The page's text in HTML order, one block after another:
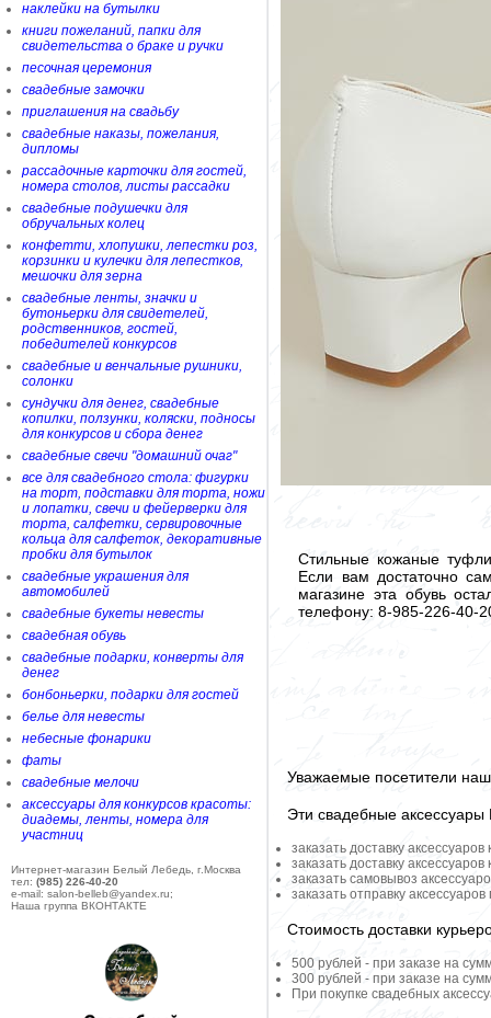
наклейки на бутылки
книги пожеланий, папки для
свидетельства о браке и ручки
песочная церемония
свадебные замочки
приглашения на свадьбу
свадебные наказы, пожелания,
дипломы
рассадочные карточки для гостей,
номера столов, листы рассадки
свадебные подушечки для
обручальных колец
конфетти, хлопушки, лепестки роз,
корзинки и кулечки для лепестков,
мешочки для зерна
свадебные ленты, значки и
бутоньерки для свидетелей,
родственников, гостей,
победителей конкурсов
свадебные и венчальные рушники,
солонки
сундучки для денег, свадебные
копилки, ползунки, коляски, подносы
для конкурсов и сбора денег
свадебные свечи "домашний очаг"
все для свадебного стола: фигурки
на торт, подставки для торта, ножи
и лопатки, свечи и фейерверки для
торта, салфетки, сервировочные
кольца для салфеток, декоративные
пробки для бутылок
свадебные украшения для
автомобилей
свадебные букеты невесты
свадебная обувь
свадебные подарки, конверты для
денег
бонбоньерки, подарки для гостей
белье для невесты
небесные фонарики
фаты
свадебные мелочи
аксессуары для конкурсов красоты:
диадемы, ленты, номера для
участниц
Интернет-магазин Белый Лебедь, г.Москва
тел: (985) 226-40-20
e-mail: salon-belleb@yandex.ru;
Наша группа ВКОНТАКТЕ
Стильные кожаные
Если вам достаточно
магазине эта обувь
телефону: 8-985-226-40-
Уважаемые посетители
Эти свадебные
заказать доставку
заказать доставку
заказать самовывоз
заказать отправку
Стоимость доставки
500 рублей - при заказе на
300 рублей - при заказе на
При покупке свадебных